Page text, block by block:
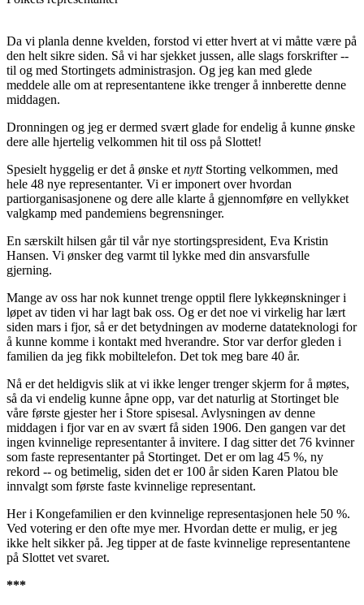
Da vi planla denne kvelden, forstod vi etter hvert at vi måtte være på
den helt sikre siden. Så vi har sjekket jussen, alle slags forskrifter --
til og med Stortingets administrasjon. Og jeg kan med glede
meddele alle om at representantene ikke trenger å innberette denne
middagen.
Dronningen og jeg er dermed svært glade for endelig å kunne ønske
dere alle hjertelig velkommen hit til oss på Slottet!
Spesielt hyggelig er det å ønske et nytt Storting velkommen, med
hele 48 nye representanter. Vi er imponert over hvordan
partiorganisasjonene og dere alle klarte å gjennomføre en vellykket
valgkamp med pandemiens begrensninger.
En særskilt hilsen går til vår nye stortingspresident, Eva Kristin
Hansen. Vi ønsker deg varmt til lykke med din ansvarsfulle
gjerning.
Mange av oss har nok kunnet trenge opptil flere lykkeønskninger i
løpet av tiden vi har lagt bak oss. Og er det noe vi virkelig har lært
siden mars i fjor, så er det betydningen av moderne datateknologi for
å kunne komme i kontakt med hverandre. Stor var derfor gleden i
familien da jeg fikk mobiltelefon. Det tok meg bare 40 år.
Nå er det heldigvis slik at vi ikke lenger trenger skjerm for å møtes,
så da vi endelig kunne åpne opp, var det naturlig at Stortinget ble
våre første gjester her i Store spisesal. Avlysningen av denne
middagen i fjor var en av svært få siden 1906. Den gangen var det
ingen kvinnelige representanter å invitere. I dag sitter det 76 kvinner
som faste representanter på Stortinget. Det er om lag 45 %, ny
rekord -- og betimelig, siden det er 100 år siden Karen Platou ble
innvalgt som første faste kvinnelige representant.
Her i Kongefamilien er den kvinnelige representasjonen hele 50 %.
Ved votering er den ofte mye mer. Hvordan dette er mulig, er jeg
ikke helt sikker på. Jeg tipper at de faste kvinnelige representantene
på Slottet vet svaret.
***